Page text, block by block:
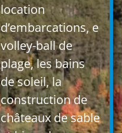
location
d’embarcations, e
volley-ball de
plage, les bains
de soleil, la
construction de
châteaux de sable